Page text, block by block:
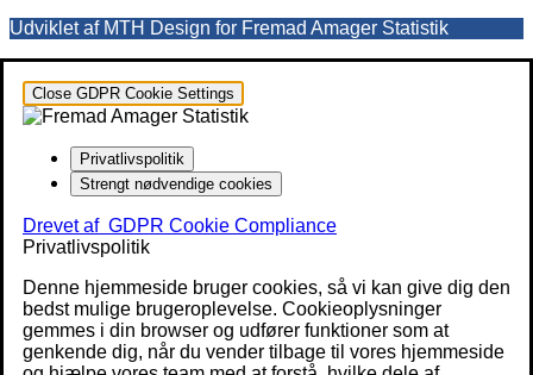
Udviklet af MTH Design for Fremad Amager Statistik
Close GDPR Cookie Settings
Privatlivspolitik
Strengt nødvendige cookies
Drevet af GDPR Cookie Compliance
Privatlivspolitik
Denne hjemmeside bruger cookies, så vi kan give dig den
bedst mulige brugeroplevelse. Cookieoplysninger
gemmes i din browser og udfører funktioner som at
genkende dig, når du vender tilbage til vores hjemmeside